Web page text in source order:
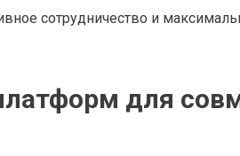
сотрудничество и
для